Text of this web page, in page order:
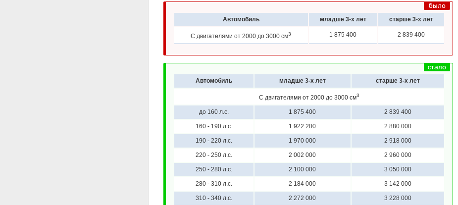
Автомобиль младше 3-х лет старше 3-х лет
С двигателями от 2000 до 3000 см3 1 875 400 2 839 400
Автомобиль младше 3-х лет старше 3-х лет
С двигателями от 2000 до 3000 см3
до 160 л.с. 1 875 400 2 839 400
160 - 190 л.с. 1 922 200 2 880 000
190 - 220 л.с. 1 970 000 2 918 000
220 - 250 л.с. 2 002 000 2 960 000
250 - 280 л.с. 2 100 000 3 050 000
280 - 310 л.с. 2 184 000 3 142 000
310 - 340 л.с. 2 272 000 3 228 000